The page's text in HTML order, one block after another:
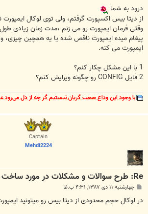
ت
درود به شما
از دیتا بیس اکسپورت گرفتم، ولی توی لوکال ایمپورت
وقتی فرمان ایمپورت رو می زنم ،مدت زمان زیادی
ایمپورت می کنه.
1 با این مشکل چکار کنم؟
2 فایل CONFIG رو چگونه ویرایش کنم؟
با وجود این وداع صعب گریان نیستیم گر چه از دل می‌رود
Captain
Mehdi2224
Re: طرح سوالات و مشکلات در مورد ساخت انجمن
پ
ت
چهارشنبه ۱۱ دی ۱۳۸۷, ۴:۳۱ ب.ظ
در لوکال حجم محدودی از دیتا بیس رو میتونید